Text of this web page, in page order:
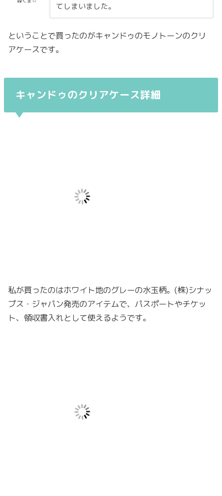
てしまいました。
ということで買ったのがキャンドゥのモノトーンのクリ
アケースです。
キャンドゥのクリアケース詳細
私が買ったのはホワイト地のグレーの水玉柄。(株)シナッ
プス・ジャパン発売のアイテムで、パスポートやチケッ
ト、領収書入れとして使えるようです。